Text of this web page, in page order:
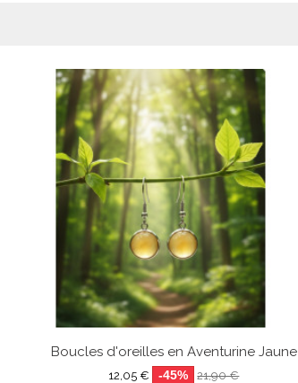
Boucles d'oreilles en Aventurine Jaune
12,05 € -45% 21,90 €